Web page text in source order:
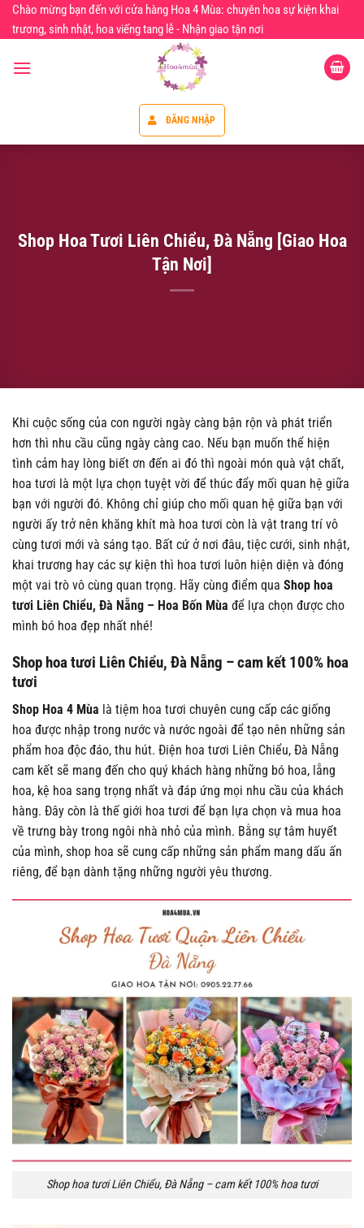
Chuyển
đến
dung
Chào mừng bạn đến với cửa hàng Hoa 4 Mùa: chuyên hoa sự kiện khai
trương, sinh nhật, hoa viếng tang lễ - Nhận giao tận nơi
ĐĂNG NHẬP
Shop Hoa Tươi Liên Chiểu, Đà Nẵng [Giao Hoa
Tận Nơi]
Khi cuộc sống của con người ngày càng bận rộn và phát triển
hơn thì nhu cầu cũng ngày càng cao. Nếu bạn muốn thể hiện
tình cảm hay lòng biết ơn đến ai đó thì ngoài món quà vật chất,
hoa tươi là một lựa chọn tuyệt vời để thúc đẩy mối quan hệ giữa
bạn với người đó. Không chỉ giúp cho mối quan hệ giữa bạn với
người ấy trở nên khăng khít mà hoa tươi còn là vật trang trí vô
cùng tươi mới và sáng tạo. Bất cứ ở nơi đâu, tiệc cưới, sinh nhật,
khai trương hay các sự kiện thì hoa tươi luôn hiện diện và đóng
một vai trò vô cùng quan trọng. Hãy cùng điểm qua Shop hoa
tươi Liên Chiểu, Đà Nẵng – Hoa Bốn Mùa để lựa chọn được cho
mình bó hoa đẹp nhất nhé!
Shop hoa tươi Liên Chiểu, Đà Nẵng – cam kết 100% hoa
tươi
Shop Hoa 4 Mùa là tiệm hoa tươi chuyên cung cấp các giống
hoa được nhập trong nước và nước ngoài để tạo nên những sản
phẩm hoa độc đáo, thu hút. Điện hoa tươi Liên Chiểu, Đà Nẵng
cam kết sẽ mang đến cho quý khách hàng những bó hoa, lẵng
hoa, kệ hoa sang trọng nhất và đáp ứng mọi nhu cầu của khách
hàng. Đây còn là thế giới hoa tươi để bạn lựa chọn và mua hoa
về trưng bày trong ngôi nhà nhỏ của mình. Bằng sự tâm huyết
của mình, shop hoa sẽ cung cấp những sản phẩm mang dấu ấn
riêng, để bạn dành tặng những người yêu thương.
Shop hoa tươi Liên Chiểu, Đà Nẵng – cam kết 100% hoa tươi